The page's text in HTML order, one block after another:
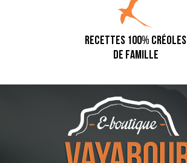
RECETTES 100% CRÉOLES
DE FAMILLE